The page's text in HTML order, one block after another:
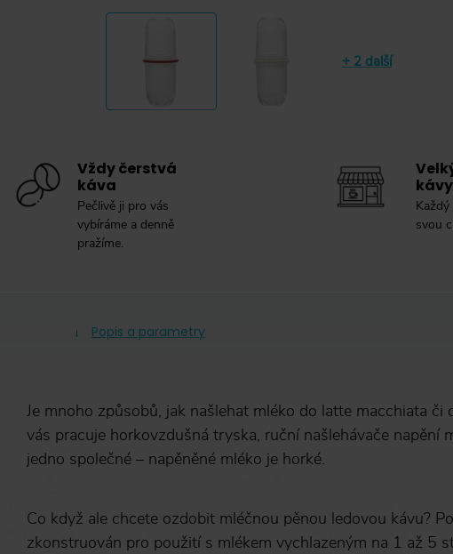
+ 2 další
Vždy čerstvá
káva
Pečlivě ji pro vás
vybíráme a denně
pražíme.
kávy
svou
Popis a parametry
Je mnoho způsobů, jak našlehat mléko do latte macchiata
vás pracuje horkovzdušná tryska, ruční našlehávače napění
jedno společné – napěněné mléko je horké.
Co když ale chcete ozdobit mléčnou pěnou ledovou kávu?
zkonstruován pro použití s mlékem vychlazeným na 1 až 5